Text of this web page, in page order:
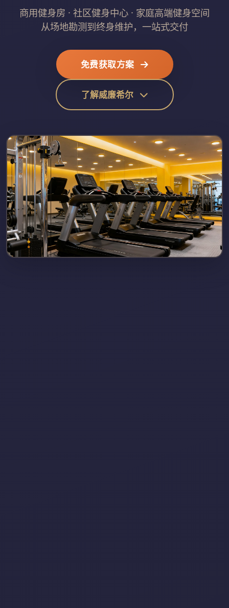
商用健身房 · 社区健身中心 · 家庭高端健身空间
从场地勘测到终身维护，一站式交付
免费获取方案
了解威廉希尔